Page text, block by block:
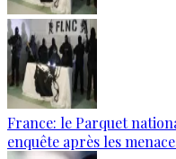
France: le Parquet
enquête après les